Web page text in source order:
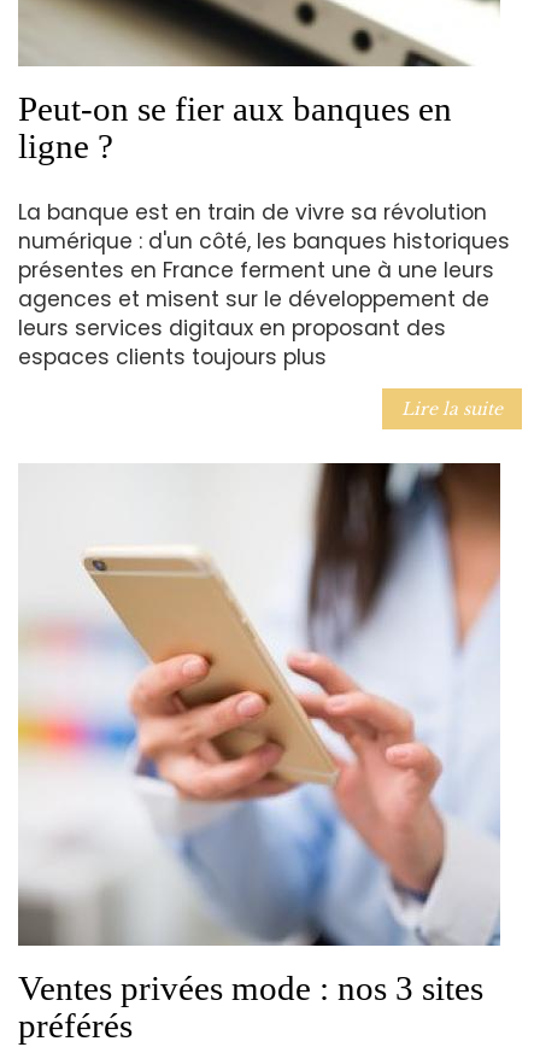
Peut-on se fier aux banques en
ligne ?
La banque est en train de vivre sa révolution
numérique : d'un côté, les banques historiques
présentes en France ferment une à une leurs
agences et misent sur le développement de
leurs services digitaux en proposant des
espaces clients toujours plus
Lire la suite
Ventes privées mode : nos 3 sites
préférés